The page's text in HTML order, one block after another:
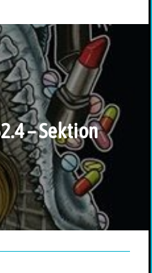
– Sektion